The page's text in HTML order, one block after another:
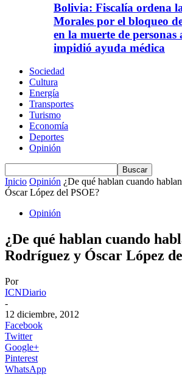
Bolivia: Fiscalía ordena
Morales por el bloqueo
en la muerte de personas
impidió ayuda médica
Sociedad
Cultura
Energía
Transportes
Turismo
Economía
Deportes
Opinión
Inicio Opinión ¿De qué hablan cuando
Óscar López del PSOE?
Opinión
¿De qué hablan cuando
Rodríguez y Óscar López
Por
ICNDiario
-
12 diciembre, 2012
Facebook
Twitter
Google+
Pinterest
WhatsApp